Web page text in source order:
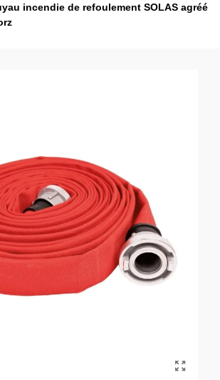
incendie de refoulement SOLAS agréé